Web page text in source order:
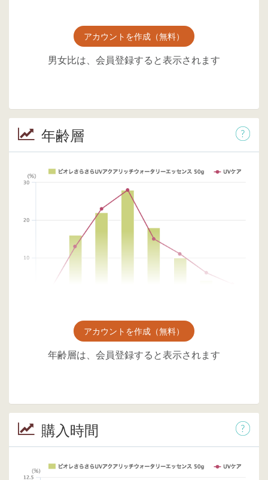
アカウントを作成（無料）
男女比は、会員登録すると表示されます
年齢層
アカウントを作成（無料）
年齢層は、会員登録すると表示されます
購入時間